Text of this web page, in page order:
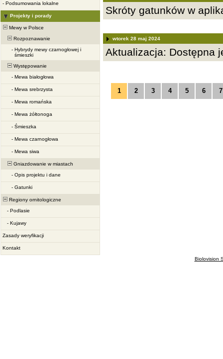
- Podsumowania lokalne
Projekty i porady
Mewy w Polsce
Rozpoznawanie
- Hybrydy mewy czarnogłowej i
śmieszki
Występowanie
- Mewa białogłowa
- Mewa srebrzysta
- Mewa romańska
- Mewa żółtonoga
- Śmieszka
- Mewa czarnogłowa
- Mewa siwa
Gniazdowanie w miastach
- Opis projektu i dane
- Gatunki
Regiony ornitologiczne
- Podlasie
- Kujawy
Zasady weryfikacji
Kontakt
Skróty gatunków w
wtorek 28 maj 2024
Aktualizacja: Dostępna
1 2 3 4 5 6 7
Biolovision